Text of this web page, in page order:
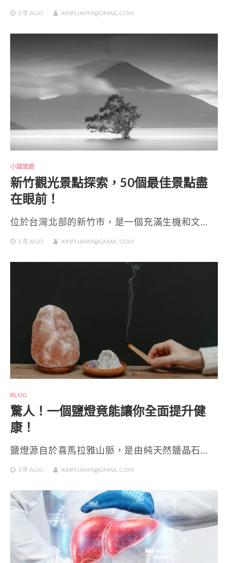
3 年 AGO XINPUAHM@GMAIL.COM
小鎮旅遊
新竹觀光景點探索，50個最佳景點盡
在眼前！
位於台灣北部的新竹市，是一個充滿生機和文…
3 年AGO XINPUAHM@GMAIL.COM
BLOG
驚人！一個鹽燈竟能讓你全面提升健
康！
鹽燈源自於喜馬拉雅山脈，是由純天然鹽晶石…
3 年AGO XINPUAHM@GMAIL.COM